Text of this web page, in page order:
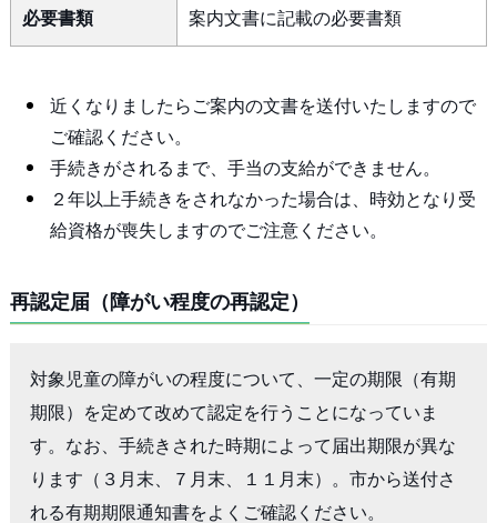
必要書類 案内文書に記載の必要書類
近くなりましたらご案内の文書を送付いたしますので
ご確認ください。
手続きがされるまで、手当の支給ができません。
２年以上手続きをされなかった場合は、時効となり受
給資格が喪失しますのでご注意ください。
再認定届（障がい程度の再認定）
対象児童の障がいの程度について、一定の期限（有期
期限）を定めて改めて認定を行うことになっていま
す。なお、手続きされた時期によって届出期限が異な
ります（３月末、７月末、１１月末）。市から送付さ
れる有期期限通知書をよくご確認ください。